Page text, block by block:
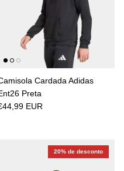
Cardada Adidas
Preta
EUR
20% de desconto